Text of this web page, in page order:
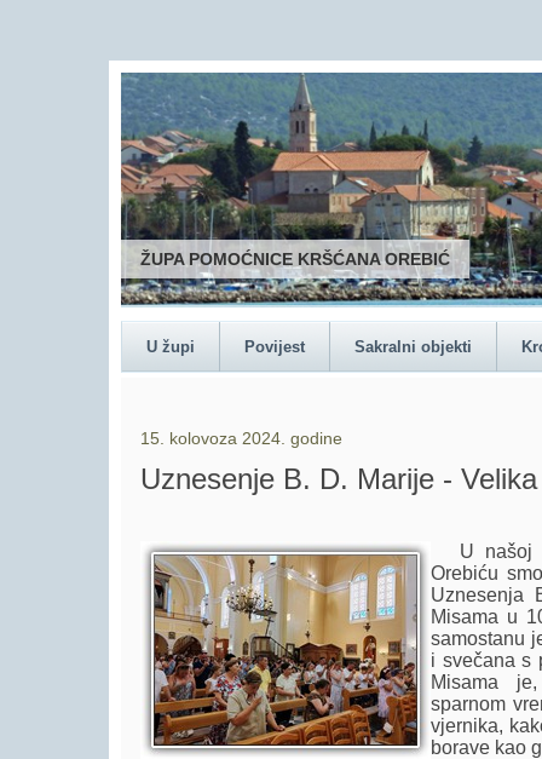
ŽUPA POMOĆNICE KRŠĆANA OREBIĆ
U župi Povijest Sakralni objekti
15. kolovoza 2024. godine
Uznesenje B. D. Marije -
U našoj
Orebiću
Uznesenja
Misama u
samostanu
i svečana s
Misama
sparnom
vjernika,
borave kao